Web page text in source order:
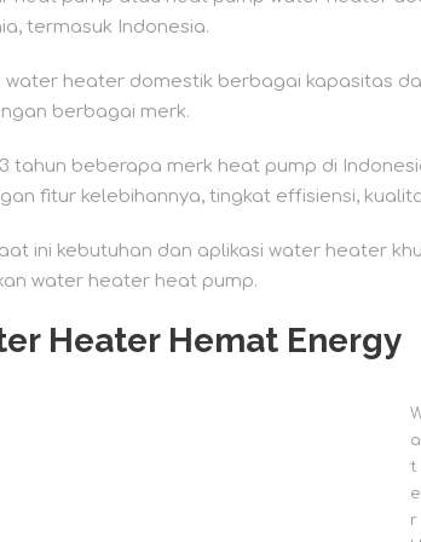
termasuk Indonesia.
heater domestik berbagai kapasitas
berbagai merk.
tahun beberapa merk heat pump di
fitur kelebihannya, tingkat effisiensi,
ini kebutuhan dan aplikasi water heater
water heater heat pump.
Heater Hemat Energy
a
t
e
r